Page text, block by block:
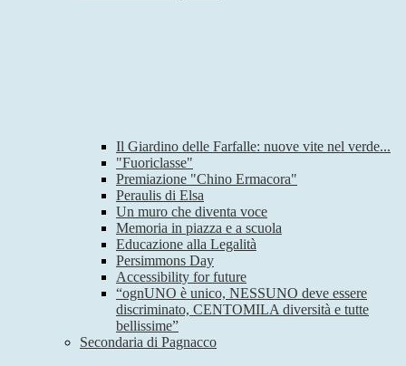
Il Giardino delle Farfalle: nuove vite nel verde...
"Fuoriclasse"
Premiazione "Chino Ermacora"
Peraulis di Elsa
Un muro che diventa voce
Memoria in piazza e a scuola
Educazione alla Legalità
Persimmons Day
Accessibility for future
“ognUNO è unico, NESSUNO deve essere
discriminato, CENTOMILA diversità e tutte
bellissime”
Secondaria di Pagnacco